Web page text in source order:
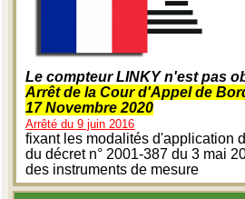
Le compteur LINKY n'est pas
Arrêt de la Cour d'Appel de
17 Novembre 2020
Arrêté du 9 juin 2016
fixant les modalités d'application
du décret n° 2001-387 du 3 mai
des instruments de mesure